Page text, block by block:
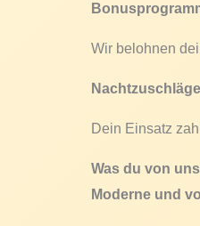
Wir belohnen
Dein Einsatz
Was du von
Moderne und